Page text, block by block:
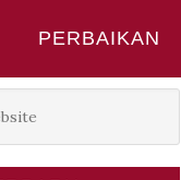
PERBAIKAN